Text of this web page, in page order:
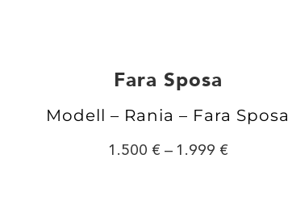
Fara Sposa
Modell – Rania – Fara Sposa
1.500 – 1.999